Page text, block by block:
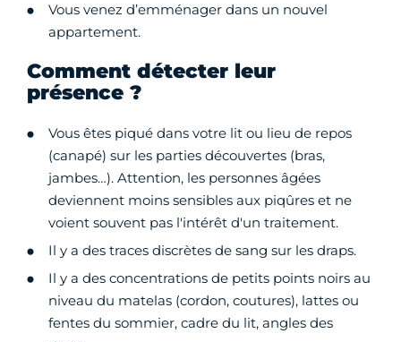
Vous venez d’emménager dans un nouvel
appartement.
Comment détecter leur
présence ?
Vous êtes piqué dans votre lit ou lieu de repos
(canapé) sur les parties découvertes (bras,
jambes…). Attention, les personnes âgées
deviennent moins sensibles aux piqûres et ne
voient souvent pas l'intérêt d'un traitement.
Il y a des traces discrètes de sang sur les draps.
Il y a des concentrations de petits points noirs au
niveau du matelas (cordon, coutures), lattes ou
fentes du sommier, cadre du lit, angles des